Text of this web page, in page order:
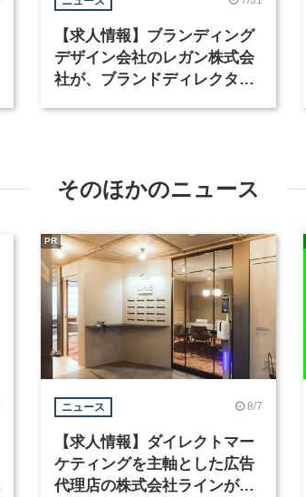
【求人情報】ブランディング
デザイン会社のレガン株式会
社が、ブランドディレクター
そのほかのニュース
ニュース 8/7
【求人情報】ダイレクトマー
ケティングを主軸とした広告
代理店の株式会社ラインが、
PR